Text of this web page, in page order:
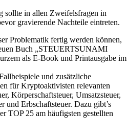
sollte in allen Zweifelsfragen in
gravierende Nachteile eintreten.
Problematik fertig werden können,
Buch „STEUERTSUNAMI
als E-Book und Printausgabe im
und zusätzliche
für Kryptoaktivisten relevanten
Körperschaftsteuer, Umsatzsteuer,
und Erbschaftsteuer. Dazu gibt’s
TOP 25 am häufigsten gestellten